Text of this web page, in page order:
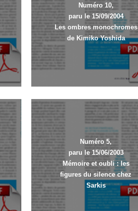
Numéro 10,
paru le 15/09/2004
Les ombres monochromes
de Kimiko Yoshida
Numéro 5,
paru le 15/06/2003
Mémoire et oubli : les
figures du silence chez
Sarkis